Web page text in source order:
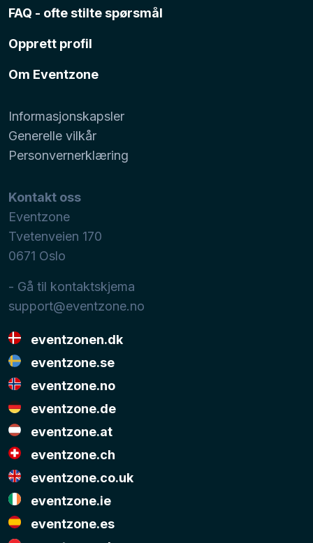
FAQ - ofte stilte spørsmål
Opprett profil
Om Eventzone
Informasjonskapsler
Generelle vilkår
Personvernerklæring
Kontakt oss
Eventzone
Tvetenveien 170
0671 Oslo
- Gå til kontaktskjema
support@eventzone.no
eventzonen.dk
eventzone.se
eventzone.no
eventzone.de
eventzone.at
eventzone.ch
eventzone.co.uk
eventzone.ie
eventzone.es